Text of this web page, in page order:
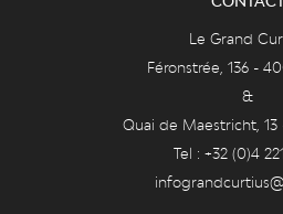
Le Grand
Féronstrée, 136 -
&
Quai de Maestricht,
Tel : +32 (0)4